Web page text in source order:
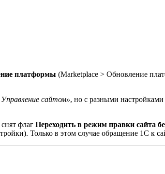
платформы (Marketplace > Обновление
сайтом», но с разными настройками
флаг Переходить в режим правки сайта
). Только в этом случае обращение 1С к